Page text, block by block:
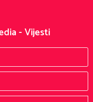
- Vijesti